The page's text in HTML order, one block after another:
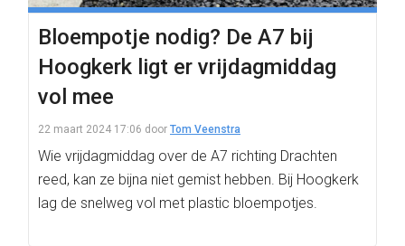
Bloempotje nodig? De A7 bij
Hoogkerk ligt er vrijdagmiddag
vol mee
22 maart 2024 17:06 door Tom Veenstra
Wie vrijdagmiddag over de A7 richting Drachten
reed, kan ze bijna niet gemist hebben. Bij Hoogkerk
lag de snelweg vol met plastic bloempotjes.